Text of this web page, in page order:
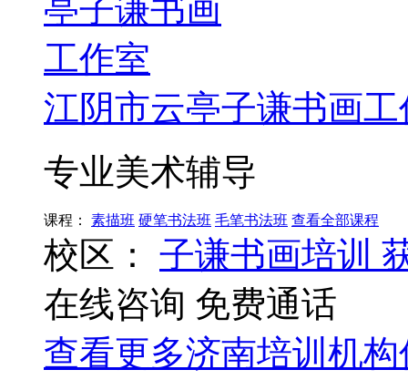
江阴市云亭子谦书画工
专业美术辅导
课程： 素描班 硬笔书法班 毛笔书法班 查看全部课程
校区： 子谦书画培训
在线咨询 免费通话
查看更多济南培训机构